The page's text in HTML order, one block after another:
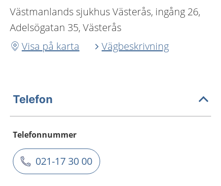
Västmanlands sjukhus Västerås, ingång 26,
Adelsögatan 35, Västerås
Visa på karta
Vägbeskrivning
Telefon
Telefonnummer
021-17 30 00